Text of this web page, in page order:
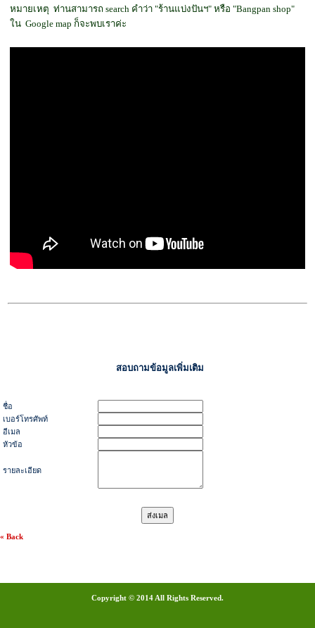
หมายเหตุ ท่านสามารถ search คำว่า "ร้านแบ่งปันฯ" หรือ "Bangpan shop"
ใน Google map ก็จะพบเราค่ะ
สอบถามข้อมูลเพิ่มเติม
ชื่อ
เบอร์โทรศัพท์
อีเมล
หัวข้อ
รายละเอียด
« Back
Copyright © 2014 All Rights Reserved.